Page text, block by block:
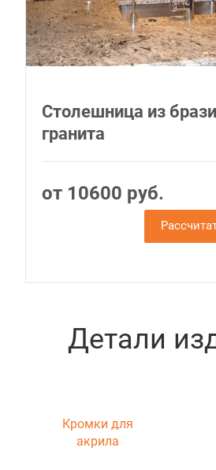
Столешница из
гранита
от 10600 руб.
Детали
Кромки для
акрила